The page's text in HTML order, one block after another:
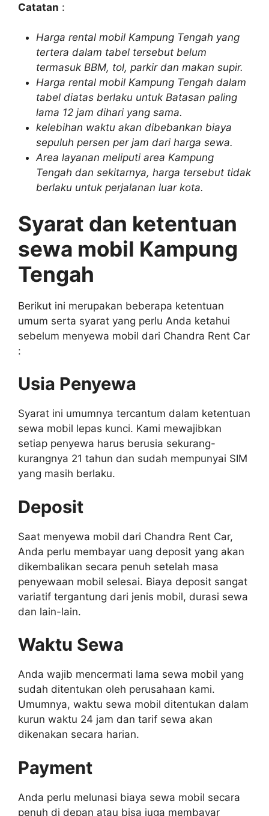
Catatan :
Harga rental mobil Kampung Tengah yang
tertera dalam tabel tersebut belum
termasuk BBM, tol, parkir dan makan supir.
Harga rental mobil Kampung Tengah dalam
tabel diatas berlaku untuk Batasan paling
lama 12 jam dihari yang sama.
kelebihan waktu akan dibebankan biaya
sepuluh persen per jam dari harga sewa.
Area layanan meliputi area Kampung
Tengah dan sekitarnya, harga tersebut tidak
berlaku untuk perjalanan luar kota.
Syarat dan ketentuan
sewa mobil Kampung
Tengah
Berikut ini merupakan beberapa ketentuan
umum serta syarat yang perlu Anda ketahui
sebelum menyewa mobil dari Chandra Rent Car
:
Usia Penyewa
Syarat ini umumnya tercantum dalam ketentuan
sewa mobil lepas kunci. Kami mewajibkan
setiap penyewa harus berusia sekurang-
kurangnya 21 tahun dan sudah mempunyai SIM
yang masih berlaku.
Deposit
Saat menyewa mobil dari Chandra Rent Car,
Anda perlu membayar uang deposit yang akan
dikembalikan secara penuh setelah masa
penyewaan mobil selesai. Biaya deposit sangat
variatif tergantung dari jenis mobil, durasi sewa
dan lain-lain.
Waktu Sewa
Anda wajib mencermati lama sewa mobil yang
sudah ditentukan oleh perusahaan kami.
Umumnya, waktu sewa mobil ditentukan dalam
kurun waktu 24 jam dan tarif sewa akan
dikenakan secara harian.
Payment
Anda perlu melunasi biaya sewa mobil secara
penuh di depan atau bisa juga membayar